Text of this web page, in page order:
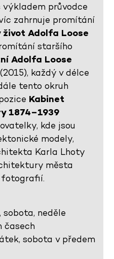
výkladem průvodce
zahrnuje promítání
Adolfa Loose
staršího
Adolfa Loose
(2015), každý v délce
tento okruh
Kabinet
1874–1939
kde jsou
modely,
Karla Lhoty
města
fotografií.
neděle
časech
sobota v předem